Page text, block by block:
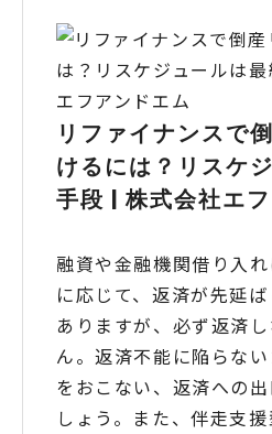
リファイナンスで
けるには？リスケ
手段 | 株式会社エ
融資や金融機関借り入
に応じて、返済が先延
ありますが、必ず返済
ん。返済不能に陥らな
をおこない、返済への
しょう。また、伴走支